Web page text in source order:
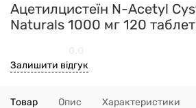
Ацетилцистеїн N-Acetyl
Naturals 1000 мг 120
Залишити відгук
Товар Опис Характеристики